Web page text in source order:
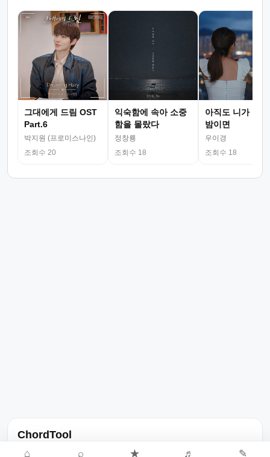
그대에게 드림 OST
Part.6
박지원 (프로미스나인)
조회수 20
익숙함에 속아 소중
함을 몰랐다
정창룡
조회수 18
아직도 니가 그
밤이면
우이경
조회수 18
ChordTool
노래 가사, 곡 정보, 코드, 악보를 한곳에서 찾을 수 있는 음악 정보
⌂ ⌕ ★ ♬ ✎